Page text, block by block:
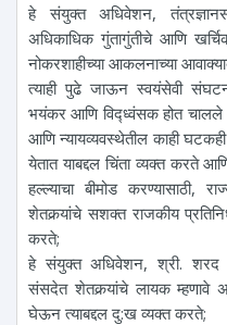
हे संयुक्त अधिवेशन,
अधिकाधिक गुंतागुंतीचे आणि
नोकरशाहीच्या आकलनाच्या
त्याही पुढे जाऊन स्वयंसेवी
भयंकर आणि विद्ध्वंसक होत चालले
आणि न्यायव्यवस्थेतील काही
येतात याबद्दल चिंता व्यक्त करते
हल्ल्याचा बीमोड करण्यासाठी,
शेतकर्‍यांचे सशक्त राजकीय
करते;
हे संयुक्त अधिवेशन, श्री. शरद
संसदेत शेतकर्‍यांचे लायक म्हणावे
घेऊन त्याबद्दल दु:ख व्यक्त करते;